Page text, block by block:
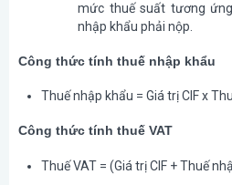
mức thuế suất tương
nhập khẩu phải nộp.
Công thức tính thuế nhập khẩu
Thuế nhập khẩu = Giá trị CIF x
Công thức tính thuế VAT
Thuế VAT = (Giá trị CIF + Thuế